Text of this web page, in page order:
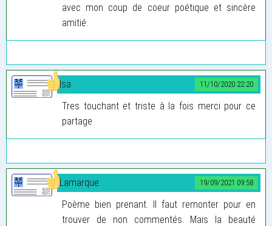
avec mon coup de coeur poétique et sincère
amitié.
11/10/2020 22:20
Isa
Tres touchant et triste à la fois merci pour ce
partage
19/09/2021 09:58
Lamarque
Poème bien prenant. Il faut remonter pour en
trouver de non commentés. Mais la beauté